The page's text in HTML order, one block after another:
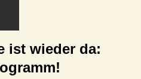
ist wieder da: